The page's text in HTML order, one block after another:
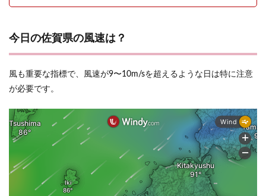
今日の佐賀県の風速は？
風も重要な指標で、風速が9〜10m/sを超えるような日は特に注意
が必要です。